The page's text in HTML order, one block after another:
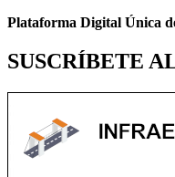
Plataforma Digital Única
SUSCRÍBETE